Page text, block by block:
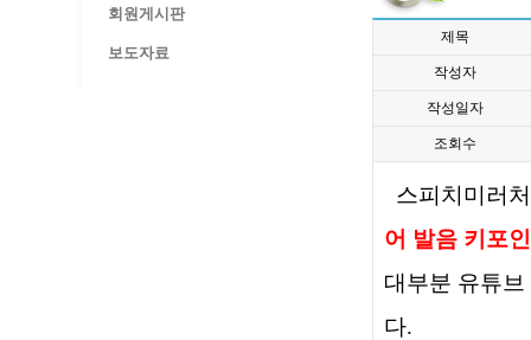
회원게시판
보도자료
제목
작성자
작성일자
조회수
스피치미러
어 발음 키포
대부분 유튜
다.